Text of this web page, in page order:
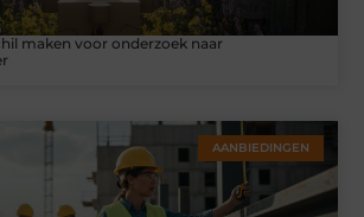
maken voor onderzoek naar
AANBIEDINGEN